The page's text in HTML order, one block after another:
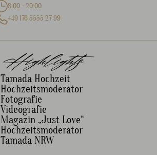
8:00 - 20:00
+49 176 5555 27 99
Highlights
Tamada Hochzeit
Hochzeitsmoderator
Fotografie
Videografie
Magazin „Just Love“
Hochzeitsmoderator
Tamada NRW